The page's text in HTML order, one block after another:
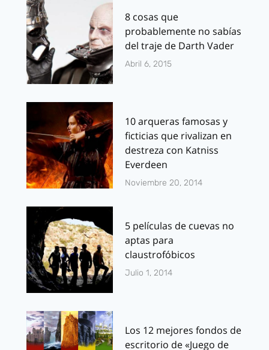
8 cosas que
probablemente no sabías
del traje de Darth Vader
Abril 6, 2015
10 arqueras famosas y
ficticias que rivalizan en
destreza con Katniss
Everdeen
Noviembre 20, 2014
5 películas de cuevas no
aptas para
claustrofóbicos
Julio 1, 2014
Los 12 mejores fondos de
escritorio de «Juego de